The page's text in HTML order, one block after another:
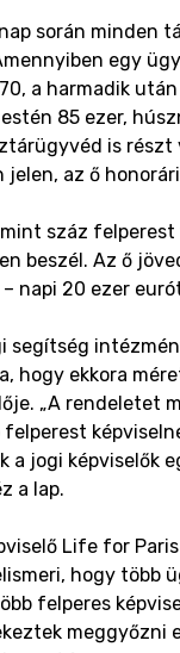
során minden
egy
a harmadik
85 ezer,
is
az ő
száz felperest
beszél. Az ő
napi 20 ezer
segítség
hogy ekkora
„A rendeletet
a jogi
a lap.
Life for
hogy több
felperes